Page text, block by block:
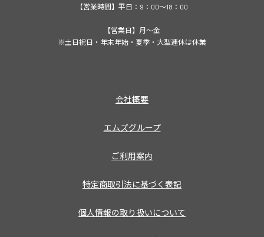
【営業時間】平日：9：00～18：00
【営業日】月～金
※土日祝日・年末年始・夏季・大型連休は休業
会社概要
エムズグループ
ご利用案内
特定商取引法に基づく表記
個人情報の取り扱いについて